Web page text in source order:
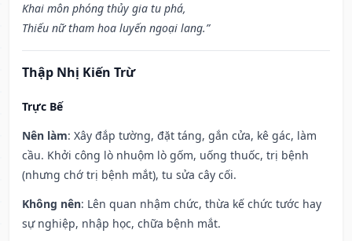
Khai môn phóng thủy gia tu phá,
Thiếu nữ tham hoa luyến ngoại lang.”
Thập Nhị Kiến Trừ
Trực Bế
Nên làm: Xây đắp tường, đặt táng, gắn cửa, kê gác, làm
cầu. Khởi công lò nhuộm lò gốm, uống thuốc, trị bệnh
(nhưng chớ trị bệnh mắt), tu sửa cây cối.
Không nên: Lên quan nhậm chức, thừa kế chức tước hay
sự nghiệp, nhập học, chữa bệnh mắt.